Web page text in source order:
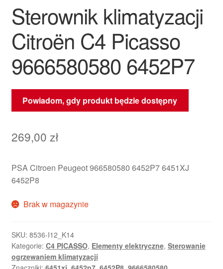
Zasady i warunki
Sterownik klimatyzacji
Citroën C4 Picasso
9666580580 6452P7
Powiadom, gdy produkt będzie dostępny
269,00 zł
PSA Citroen Peugeot 966580580 6452P7 6451XJ
6452P8
Brak w magazynie
SKU: 8536-I12_K14
Kategorie: C4 PICASSO, Elementy elektryczne, Sterowanie
ogrzewaniem klimatyzacji